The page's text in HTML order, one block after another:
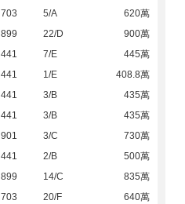
703 5/A
620萬
899 22/D
900萬
441 7/E
445萬
441 1/E
408.8萬
441 3/B
435萬
441 3/B
435萬
901 3/C
730萬
441 2/B
500萬
899 14/C
835萬
703 20/F
640萬